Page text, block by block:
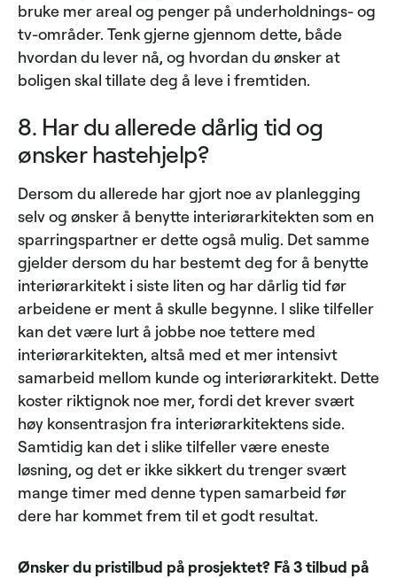
bruke mer areal og penger på underholdnings- og
tv-områder. Tenk gjerne gjennom dette, både
hvordan du lever nå, og hvordan du ønsker at
boligen skal tillate deg å leve i fremtiden.
8. Har du allerede dårlig tid og
ønsker hastehjelp?
Dersom du allerede har gjort noe av planlegging
selv og ønsker å benytte interiørarkitekten som en
sparringspartner er dette også mulig. Det samme
gjelder dersom du har bestemt deg for å benytte
interiørarkitekt i siste liten og har dårlig tid før
arbeidene er ment å skulle begynne. I slike tilfeller
kan det være lurt å jobbe noe tettere med
interiørarkitekten, altså med et mer intensivt
samarbeid mellom kunde og interiørarkitekt. Dette
koster riktignok noe mer, fordi det krever svært
høy konsentrasjon fra interiørarkitektens side.
Samtidig kan det i slike tilfeller være eneste
løsning, og det er ikke sikkert du trenger svært
mange timer med denne typen samarbeid før
dere har kommet frem til et godt resultat.
Ønsker du pristilbud på prosjektet? Få 3 tilbud på